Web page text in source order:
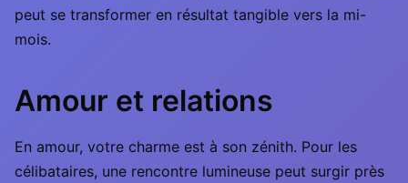
peut se transformer en résultat tangible vers la mi-
mois.
Amour et relations
En amour, votre charme est à son zénith. Pour les
célibataires, une rencontre lumineuse peut surgir près